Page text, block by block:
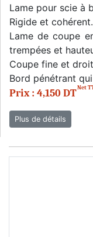
Lame pour scie à
Rigide et cohérent.
Lame de coupe
trempées et
Coupe fine et
Bord pénétrant
Prix : 4,150 DTNet
Plus de détails